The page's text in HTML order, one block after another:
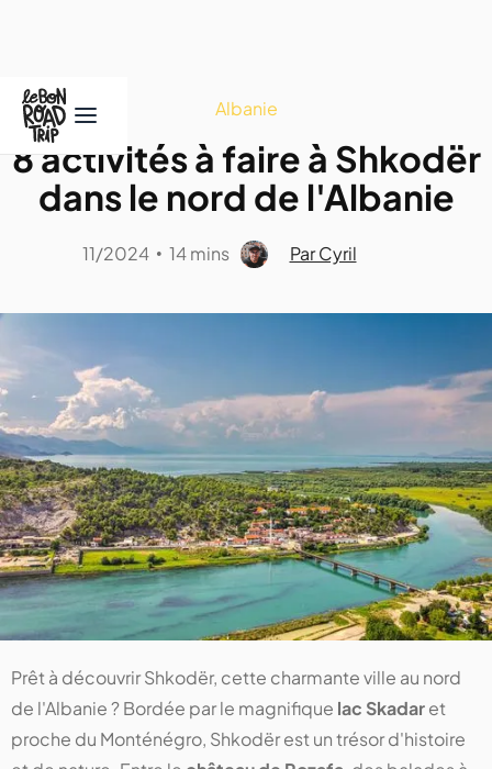
Albanie
8 activités à faire à Shkodër
dans le nord de l'Albanie
11/2024 • 14 mins Par Cyril
Prêt à découvrir Shkodër, cette charmante ville au nord
de l'Albanie ? Bordée par le magnifique lac Skadaret
proche du Monténégro, Shkodër est un trésor d'histoire